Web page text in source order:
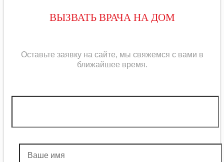
ВЫЗВАТЬ ВРАЧА НА ДОМ
Оставьте заявку на сайте, мы свяжемся с вами в
ближайшее время.